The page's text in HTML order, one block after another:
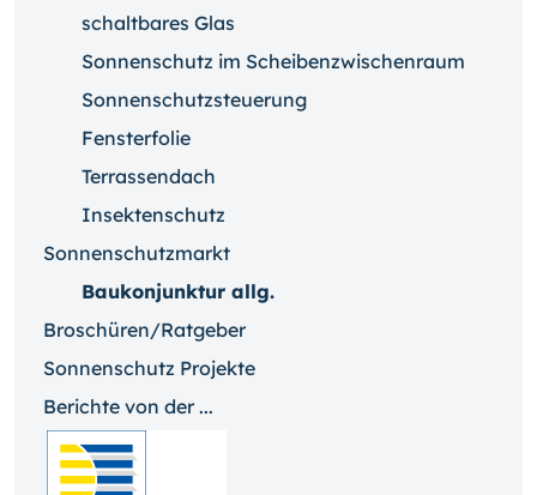
schaltbares Glas
Sonnenschutz im Scheibenzwischenraum
Sonnenschutzsteuerung
Fensterfolie
Terrassendach
Insektenschutz
Sonnenschutzmarkt
Baukonjunktur allg.
Broschüren/Ratgeber
Sonnenschutz Projekte
Berichte von der ...